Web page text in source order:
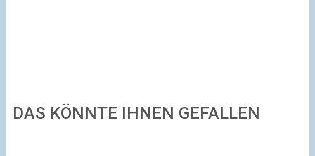
DAS KÖNNTE IHNEN GEFALLEN